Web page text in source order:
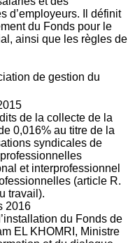
d’employeurs. Il définit
du Fonds pour le
ainsi que les règles de
de gestion du
de la collecte de la
0,016% au titre de la
syndicales de
et interprofessionnel
(article R.
travail).
2016
du Fonds de
EL KHOMRI, Ministre